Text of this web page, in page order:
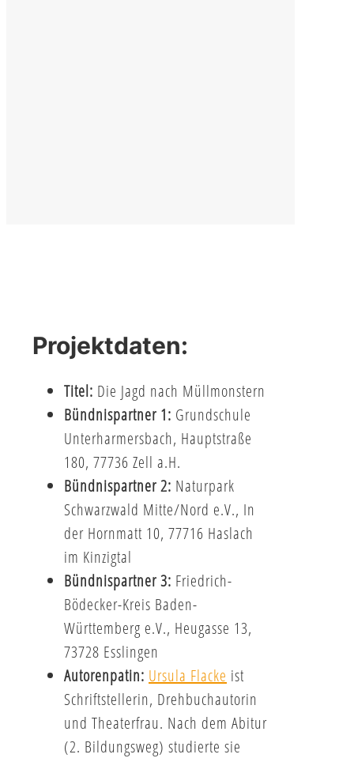
Projektdaten:
Titel: Die Jagd nach Müllmonstern
Bündnispartner 1: Grundschule
Unterharmersbach, Hauptstraße
180, 77736 Zell a.H.
Bündnispartner 2: Naturpark
Schwarzwald Mitte/Nord e.V., In
der Hornmatt 10, 77716 Haslach
im Kinzigtal
Bündnispartner 3: Friedrich-
Bödecker-Kreis Baden-
Württemberg e.V., Heugasse 13,
73728 Esslingen
Autorenpatin: Ursula Flacke ist
Schriftstellerin, Drehbuchautorin
und Theaterfrau. Nach dem Abitur
(2. Bildungsweg) studierte sie